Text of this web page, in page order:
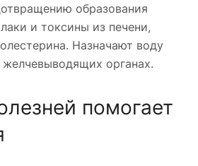
образования
и токсины из печени,
Назначают воду
органах.
помогает